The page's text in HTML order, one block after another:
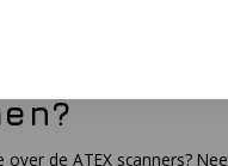
de ATEX scanners?